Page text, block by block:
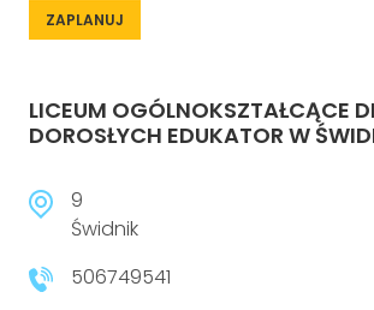
ZAPLANUJ
LICEUM OGÓLNOKSZTAŁCĄCE
DOROSŁYCH EDUKATOR W
9
Świdnik
506749541